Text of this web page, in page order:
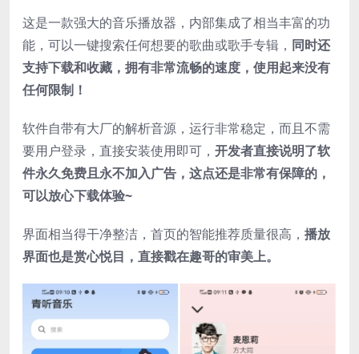
这是一款强大的音乐播放器，内部集成了相当丰富的功
能，可以一键搜索任何想要的歌曲或歌手专辑， 同时还
支持下载和收藏，拥有非常流畅的速度，使用起来没有
任何限制！
软件自带有大厂的解析音源，运行非常稳定，而且不需
要用户登录，直接安装使用即可， 开发者直接说明了软
件永久免费且永不加入广告，这点还是非常有保障的，
可以放心下载体验~
界面相当得干净整洁，首页的智能推荐质量很高， 播放
界面也是赏心悦目，直接戳在趣哥的审美上。